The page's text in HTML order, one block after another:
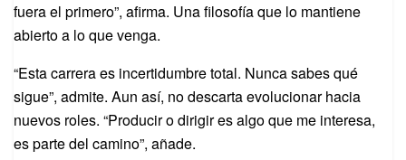
fuera el primero”, afirma. Una filosofía que lo mantiene
abierto a lo que venga.
“Esta carrera es incertidumbre total. Nunca sabes qué
sigue”, admite. Aun así, no descarta evolucionar hacia
nuevos roles. “Producir o dirigir es algo que me interesa,
es parte del camino”, añade.